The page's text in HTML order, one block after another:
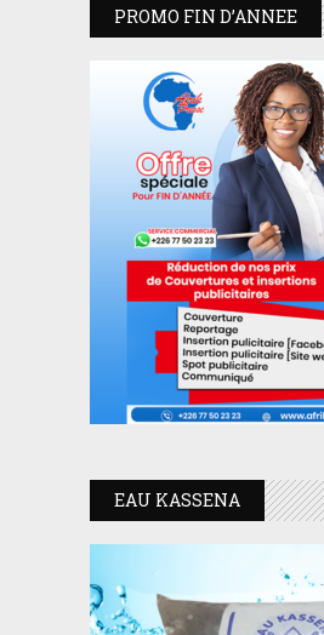
PROMO FIN D’ANNEE
EAU KASSENA